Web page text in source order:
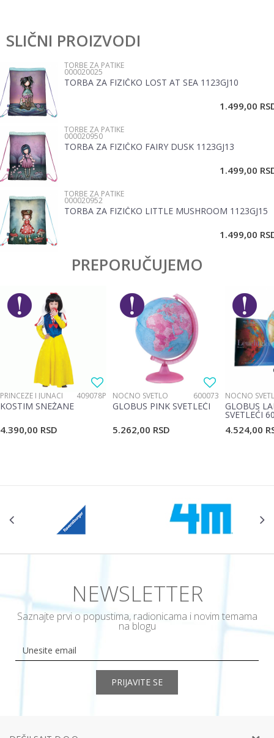
Ime/Nadimak
Email
Poruka
SLIČNI PROIZVODI
TORBE ZA PATIKE
000020025
TORBA ZA FIZIČKO LOST AT SEA 1123GJ10
1.499,00
TORBE ZA PATIKE
000020950
TORBA ZA FIZIČKO FAIRY DUSK 1123GJ13
1.499,00
TORBE ZA PATIKE
000020952
TORBA ZA FIZIČKO LITTLE MUSHROOM 1123GJ15
1.499,00
PREPORUČUJEMO
PRINCEZE I JUNACI 409078P
KOSTIM SNEŽANE
4.390,00 RSD
NOĆNO SVETLO 600073
GLOBUS PINK SVETLEĆI
5.262,00 RSD
NOĆNO
GLOBUS
SVETLEĆI
4.524,00
NEWSLETTER
Saznajte prvi o popustima, radionicama i novim temama
na blogu
PRIJAVITE SE